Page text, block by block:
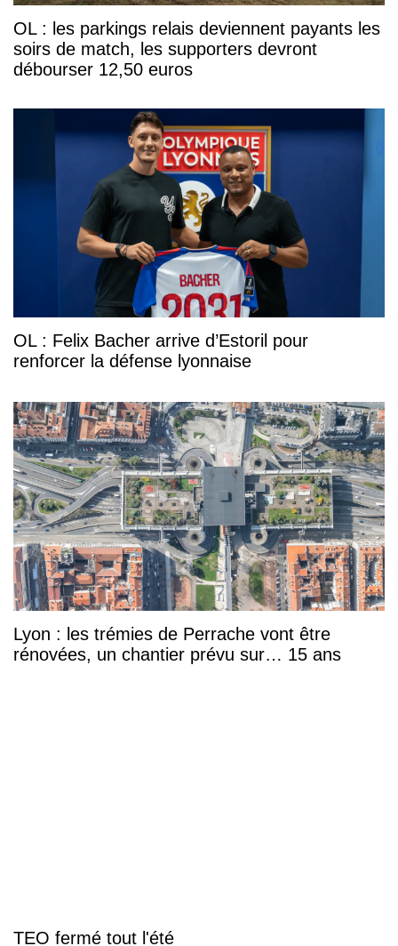
OL : les parkings relais deviennent payants les
soirs de match, les supporters devront
débourser 12,50 euros
OL : Felix Bacher arrive d’Estoril pour
renforcer la défense lyonnaise
Lyon : les trémies de Perrache vont être
rénovées, un chantier prévu sur… 15 ans
TEO fermé tout l'été